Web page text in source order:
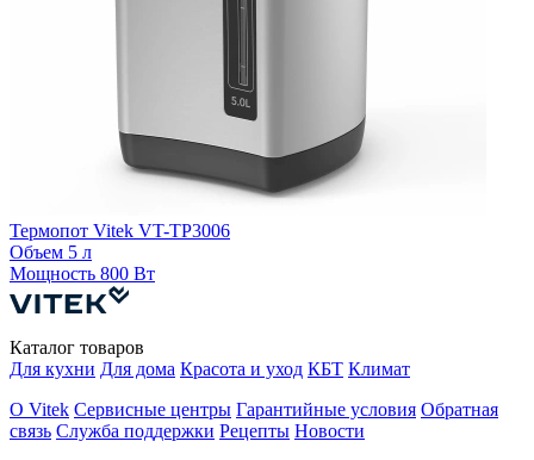
Термопот Vitek VT-TP3006
Объем 5 л
Мощность 800 Вт
Каталог товаров
Для кухни Для дома Красота и уход КБТ Климат
О Vitek Сервисные центры Гарантийные условия Обратная
связь Служба поддержки Рецепты Новости